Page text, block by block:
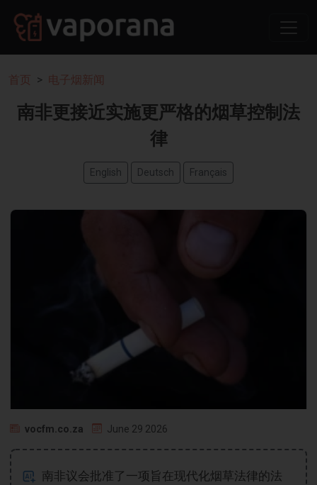
首页 电子烟新闻
南非更接近实施更严格的烟草控制法
律
English Deutsch Français
vocfm.co.za June 29 2026
南非议会批准了一项旨在现代化烟草法律的法